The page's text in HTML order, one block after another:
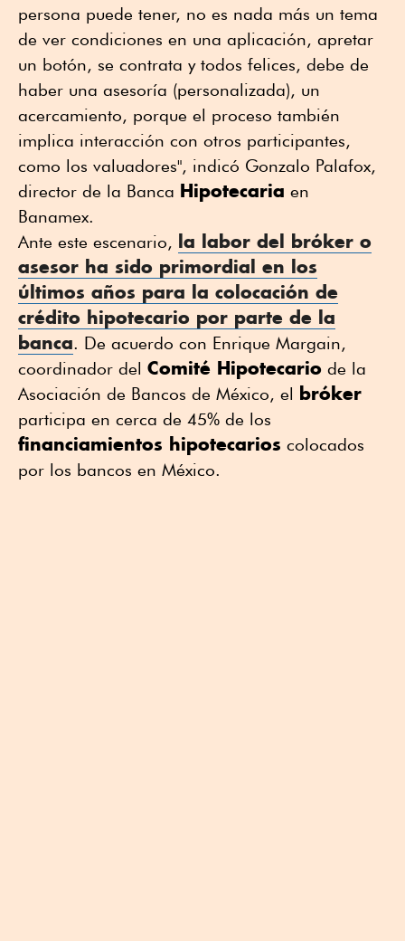
persona puede tener, no es nada más un tema
de ver condiciones en una aplicación, apretar
un botón, se contrata y todos felices, debe de
haber una asesoría (personalizada), un
acercamiento, porque el proceso también
implica interacción con otros participantes,
como los valuadores", indicó Gonzalo Palafox,
director de la Banca Hipotecaria en
Banamex.
Ante este escenario, la labor del bróker o
asesor ha sido primordial en los
últimos años para la colocación de
crédito hipotecario por parte de la
banca. De acuerdo con Enrique Margain,
coordinador del Comité Hipotecario de la
Asociación de Bancos de México, el bróker
participa en cerca de 45% de los
financiamientos hipotecarios colocados
por los bancos en México.